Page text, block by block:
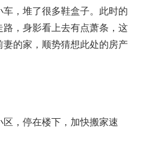
，堆了很多鞋盒子。此时的
，身影看上去有点萧条，这
的家，顺势猜想此处的房产
，停在楼下，加快搬家速